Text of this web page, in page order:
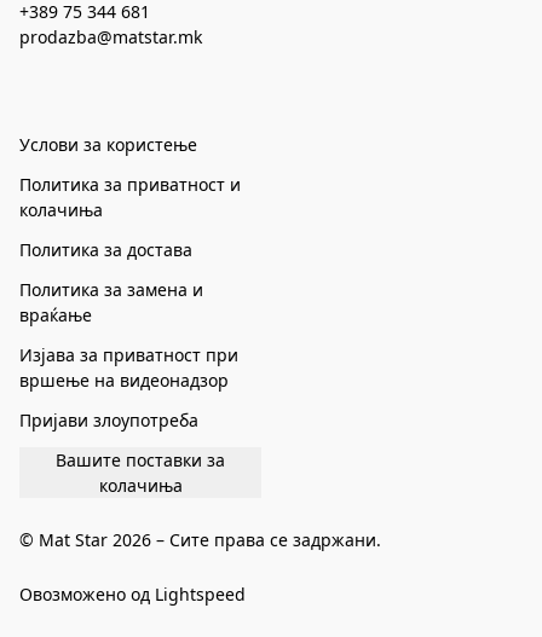
+389 75 344 681
prodazba@matstar.mk
Услови за користење
Политика за приватност и
колачиња
Политика за достава
Политика за замена и
враќање
Изјава за приватност при
вршење на видеонадзор
Пријави злоупотреба
Вашите поставки за
колачиња
© Mat Star 2026 – Сите права се задржани.
Овозможено од Lightspeed